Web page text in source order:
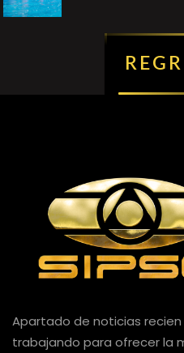
Apartado de noticias
trabajando para ofrecer la